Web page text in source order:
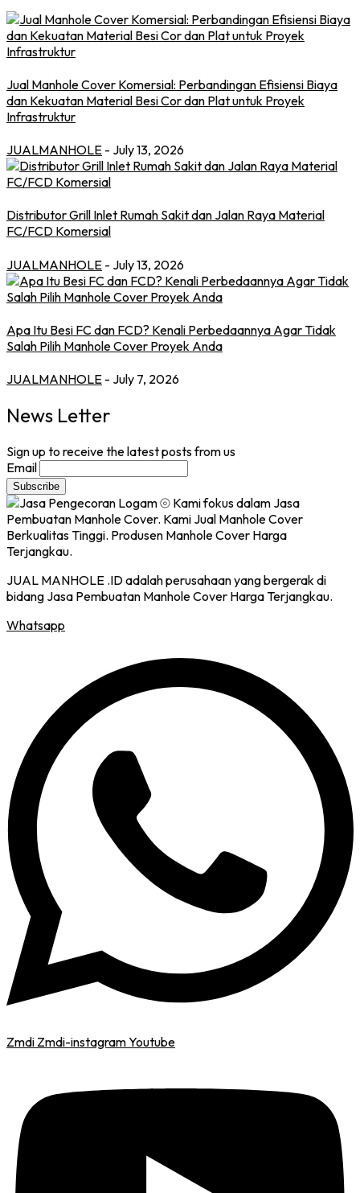
Jual Manhole Cover Komersial: Perbandingan Efisiensi Biaya
dan Kekuatan Material Besi Cor dan Plat untuk Proyek
Infrastruktur
JUALMANHOLE - July 13, 2026
Distributor Grill Inlet Rumah Sakit dan Jalan Raya Material
FC/FCD Komersial
JUALMANHOLE - July 13, 2026
Apa Itu Besi FC dan FCD? Kenali Perbedaannya Agar Tidak
Salah Pilih Manhole Cover Proyek Anda
JUALMANHOLE - July 7, 2026
News Letter
Sign up to receive the latest posts from us
Email
JUAL MANHOLE .ID adalah perusahaan yang bergerak di
bidang Jasa Pembuatan Manhole Cover Harga Terjangkau.
Whatsapp
Zmdi Zmdi-instagramYoutube